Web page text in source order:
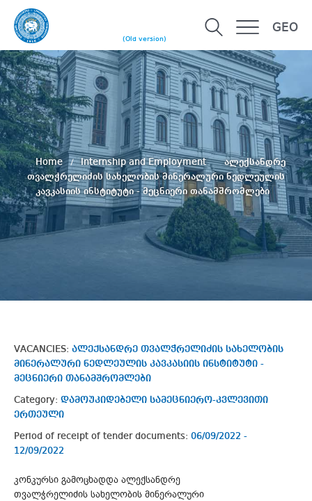
(Old version)
GEO
Home Internship and Employment
ალექსანდრე
თვალჭრელიძის სახელობის მინერალური ნედლეულის
კავკასიის ინსტიტუტი - მეცნიერი თანამშრომლები
VACANCIES: ალექსანდრე თვალჭრელიძის სახელობის
მინერალური ნედლეულის კავკასიის ინსტიტუტი -
მეცნიერი თანამშრომლები
Category: დამოუკიდებელი სამეცნიერო-კვლევითი
ერთეული
Period of receipt of tender documents: 06/09/2022 -
12/09/2022
კონკურსი გამოცხადდა ალექსანდრე
თვალჭრელიძის სახელობის მინერალური